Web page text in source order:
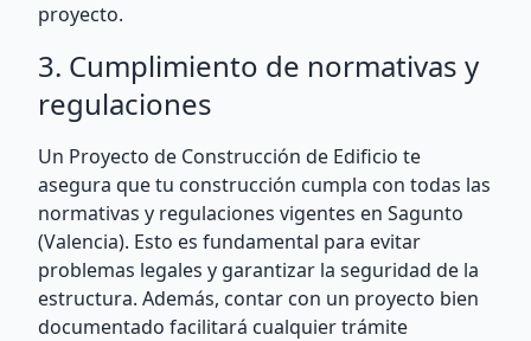
proyecto.
3. Cumplimiento de normativas y
regulaciones
Un Proyecto de Construcción de Edificio te
asegura que tu construcción cumpla con todas las
normativas y regulaciones vigentes en Sagunto
(Valencia). Esto es fundamental para evitar
problemas legales y garantizar la seguridad de la
estructura. Además, contar con un proyecto bien
documentado facilitará cualquier trámite